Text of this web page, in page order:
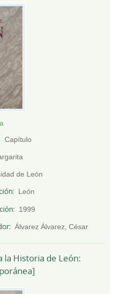
Capítulo
de León
León
1999
Álvarez Álvarez, César
la Historia de León: